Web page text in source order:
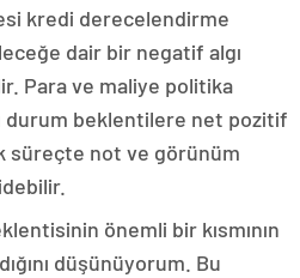
kredi derecelendirme
dair bir negatif algı
Para ve maliye politika
durum beklentilere net pozitif
süreçte not ve görünüm
önemli bir kısmının
düşünüyorum. Bu